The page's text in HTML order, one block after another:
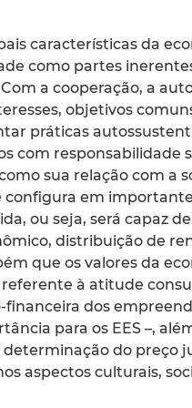
características da
como partes
a cooperação, a
objetivos
práticas
com responsabilidade
sua relação com a
configura em
ou seja, será capaz
distribuição de
que os valores da
à atitude
dos
para os EES –,
do preço
aspectos culturais,